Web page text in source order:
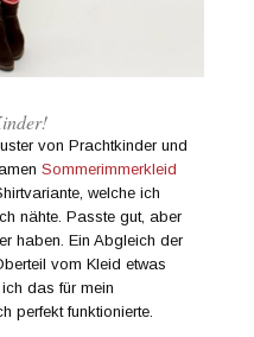
von Prachtkinder und
Sommerimmerkleid
welche ich
nähte. Passte gut, aber
haben. Ein Abgleich der
vom Kleid etwas
das für mein
perfekt funktionierte.